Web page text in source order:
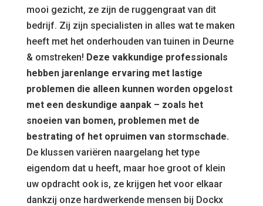
mooi gezicht, ze zijn de ruggengraat van dit
bedrijf. Zij zijn specialisten in alles wat te maken
heeft met het onderhouden van tuinen in Deurne
& omstreken! Deze vakkundige professionals
hebben jarenlange ervaring met lastige
problemen die alleen kunnen worden opgelost
met een deskundige aanpak – zoals het
snoeien van bomen, problemen met de
bestrating of het opruimen van stormschade.
De klussen variëren naargelang het type
eigendom dat u heeft, maar hoe groot of klein
uw opdracht ook is, ze krijgen het voor elkaar
dankzij onze hardwerkende mensen bij Dockx